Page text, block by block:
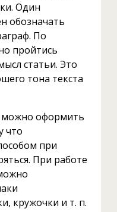
Один
обозначать
По
пройтись
статьи. Это
тона текста
можно оформить
что
при
При работе
кружочки и т. п.